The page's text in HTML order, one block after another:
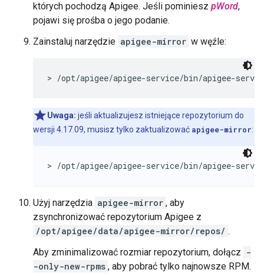
których pochodzą Apigee. Jeśli pominiesz pWord,
pojawi się prośba o jego podanie.
Zainstaluj narzędzie apigee-mirror w węźle:
> /opt/apigee/apigee-service/bin/apigee-
Uwaga: jeśli aktualizujesz istniejące repozytorium do
wersji 4.17.09, musisz tylko zaktualizować apigee-mirror:
> /opt/apigee/apigee-service/bin/apigee-
Użyj narzędzia apigee-mirror , aby
zsynchronizować repozytorium Apigee z
/opt/apigee/data/apigee-mirror/repos/ .
Aby zminimalizować rozmiar repozytorium, dołącz -
-only-new-rpms , aby pobrać tylko najnowsze RPM.